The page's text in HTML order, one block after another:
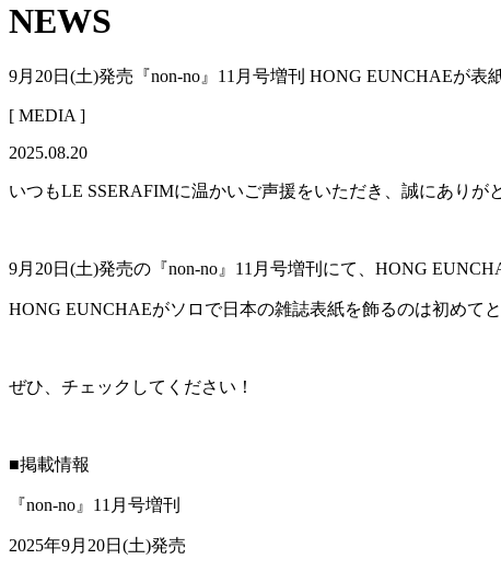
NEWS
9月20日(土)発売『non-no』11月号増刊 HONG EUNCHAEが表
[ MEDIA ]
2025.08.20
いつもLE SSERAFIMに温かいご声援をいただき、誠にありが
9月20日(土)発売の『non-no』11月号増刊にて、HONG
HONG EUNCHAEがソロで日本の雑誌表紙を飾るのは初めてと
ぜひ、チェックしてください！
■掲載情報
『non-no』11月号増刊
2025年9月20日(土)発売